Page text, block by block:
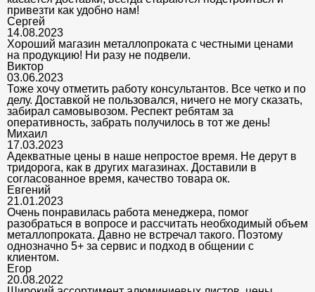
привезти как удобно нам!
Сергей
14.08.2023
Хороший магазин металлопроката с честными ценами
на продукцию! Ни разу не подвели.
Виктор
03.06.2023
Тоже хочу отметить работу консультантов. Все четко и по
делу. Доставкой не пользовался, ничего не могу сказать,
забирал самовывозом. Респект ребятам за
оперативность, забрать получилось в тот же день!
Михаил
17.03.2023
Адекватные цены в наше непростое время. Не дерут в
тридорога, как в других магазинах. Доставили в
согласованное время, качество товара ок.
Евгений
21.01.2023
Очень понравилась работа менеджера, помог
разобраться в вопросе и рассчитать необходимый объем
металлопроката. Давно не встречал такого. Поэтому
однозначно 5+ за сервис и подход в общении с
клиентом.
Егор
20.08.2022